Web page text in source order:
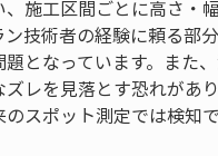
施工区間ごとに高さ・
技術者の経験に頼る部
となっています。また
レを見落とす恐れがあ
スポット測定では検知